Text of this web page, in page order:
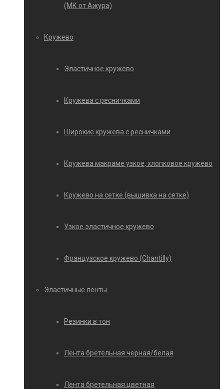
(МК от Ажура)
Кружево
Эластичное кружево
Кружева с ресничками
Широкие кружева с ресничками
Кружева макраме узкое, хлопковое кружево
Кружево на сетке (вышивка на сетке)
Узкое эластичное кружево
Французское кружево (Chantilly)
Эластичные ленты
Резинки в тон
Лента бретельная черная/белая
Лента бретельная цветная